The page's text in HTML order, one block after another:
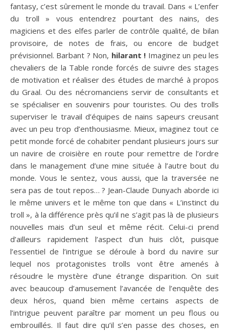
fantasy, c’est sûrement le monde du travail. Dans « L’enfer
du troll » vous entendrez pourtant des nains, des
magiciens et des elfes parler de contrôle qualité, de bilan
provisoire, de notes de frais, ou encore de budget
prévisionnel. Barbant ? Non, hilarant ! Imaginez un peu les
chevaliers de la Table ronde forcés de suivre des stages
de motivation et réaliser des études de marché à propos
du Graal. Ou des nécromanciens servir de consultants et
se spécialiser en souvenirs pour touristes. Ou des trolls
superviser le travail d’équipes de nains sapeurs creusant
avec un peu trop d’enthousiasme. Mieux, imaginez tout ce
petit monde forcé de cohabiter pendant plusieurs jours sur
un navire de croisière en route pour remettre de l’ordre
dans le management d’une mine située à l’autre bout du
monde. Vous le sentez, vous aussi, que la traversée ne
sera pas de tout repos… ? Jean-Claude Dunyach aborde ici
le même univers et le même ton que dans « L’instinct du
troll », à la différence près qu’il ne s’agit pas là de plusieurs
nouvelles mais d’un seul et même récit. Celui-ci prend
d’ailleurs rapidement l’aspect d’un huis clôt, puisque
l’essentiel de l’intrigue se déroule à bord du navire sur
lequel nos protagonistes trolls vont être amenés à
résoudre le mystère d’une étrange disparition. On suit
avec beaucoup d’amusement l’avancée de l’enquête des
deux héros, quand bien même certains aspects de
l’intrigue peuvent paraître par moment un peu flous ou
embrouillés. Il faut dire qu’il s’en passe des choses, en